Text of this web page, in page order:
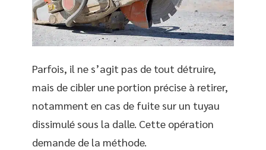
Parfois, il ne s’agit pas de tout détruire,
mais de cibler une portion précise à retirer,
notamment en cas de fuite sur un tuyau
dissimulé sous la dalle. Cette opération
demande de la méthode.